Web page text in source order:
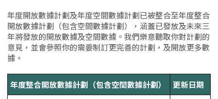
年度開放數據計劃及年度空間數據計劃已被整合至年度整合
開放數據計劃（包含空間數據計劃），涵蓋已發放及未來三
年將發放的開放數據及空間數據。我們樂意聽取你對計劃的
意見，並會參照你的需要制訂更完善的計劃，及開放更多數
據。
年度整合開放數據計劃（包含空間數據計劃） 更新日期